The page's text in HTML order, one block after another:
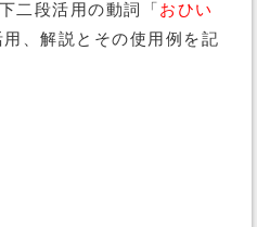
二段活用の動詞「 おひい
用、解説とその使用例を記